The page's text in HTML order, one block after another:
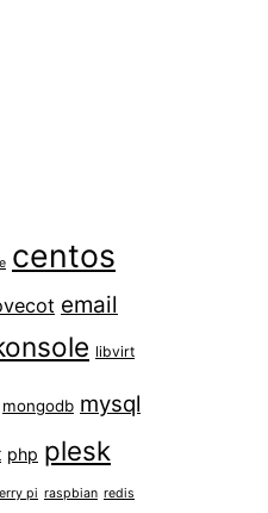
centos
email
libvirt
mongodb mysql
php plesk
pi raspbian redis